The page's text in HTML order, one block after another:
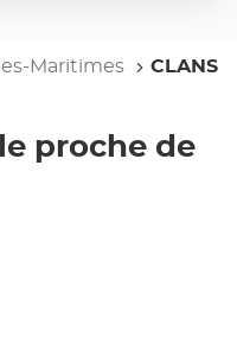
Maritimes CLANS
proche de